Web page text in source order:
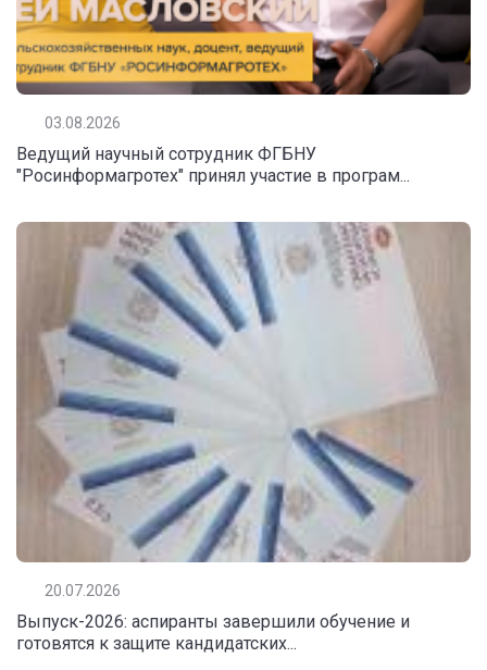
03.08.2026
Ведущий научный сотрудник ФГБНУ
"Росинформагротех" принял участие в програм...
20.07.2026
Выпуск-2026: аспиранты завершили обучение и
готовятся к защите кандидатских...